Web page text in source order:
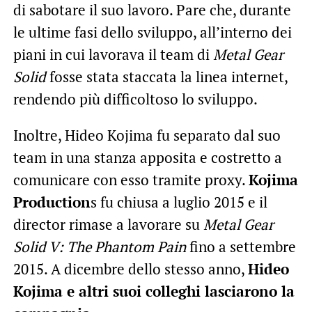
di sabotare il suo lavoro. Pare che, durante
le ultime fasi dello sviluppo, all’interno dei
piani in cui lavorava il team diMetal Gear
Solidfosse stata staccata la linea internet,
rendendo più difficoltoso lo sviluppo.
Inoltre, Hideo Kojima fu separato dal suo
team in una stanza apposita e costretto a
comunicare con esso tramite proxy.Kojima
Productions fu chiusa a luglio 2015 e il
director rimase a lavorare suMetal Gear
Solid V: The Phantom Painfino a settembre
2015. A dicembre dello stesso anno,Hideo
Kojima e altri suoi colleghi lasciarono la